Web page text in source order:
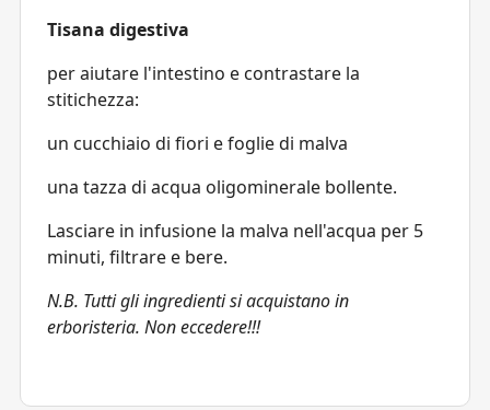
Tisana digestiva
per aiutare l'intestino e contrastare la
stitichezza:
un cucchiaio di fiori e foglie di malva
una tazza di acqua oligominerale bollente.
Lasciare in infusione la malva nell'acqua per 5
minuti, filtrare e bere.
N.B. Tutti gli ingredienti si acquistano in
erboristeria. Non eccedere!!!